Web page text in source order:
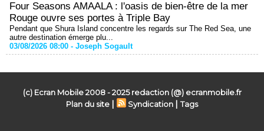
Four Seasons AMAALA : l'oasis de bien-être de la mer
Rouge ouvre ses portes à Triple Bay
Pendant que Shura Island concentre les regards sur The Red Sea, une
autre destination émerge plu...
03/08/2026 08:00 - Joseph Sogault
(c) Ecran Mobile 2008 - 2025 redaction (@) ecranmobile.fr
Plan du site | Syndication |Tags